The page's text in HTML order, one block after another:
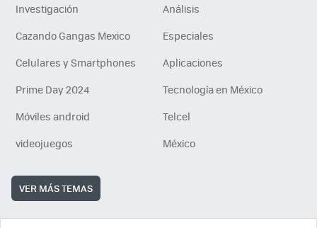
Investigación
Análisis
Cazando Gangas Mexico
Especiales
Celulares y Smartphones
Aplicaciones
Prime Day 2024
Tecnología en México
Móviles android
Telcel
videojuegos
México
VER MÁS TEMAS